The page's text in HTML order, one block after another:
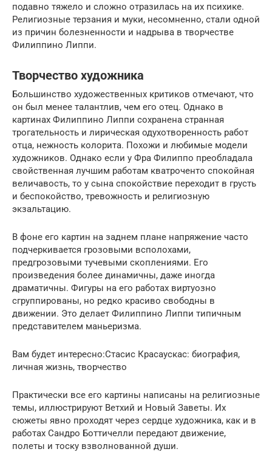
подавно тяжело и сложно отразилась на их психике.
Религиозные терзания и муки, несомненно, стали одной
из причин болезненности и надрыва в творчестве
Филиппино Липпи.
Творчество художника
Большинство художественных критиков отмечают, что
он был менее талантлив, чем его отец. Однако в
картинах Филиппино Липпи сохранена странная
трогательность и лирическая одухотворенность работ
отца, нежность колорита. Похожи и любимые модели
художников. Однако если у Фра Филиппо преобладала
свойственная лучшим работам кватроченто спокойная
величавость, то у сына спокойствие переходит в грусть
и беспокойство, тревожность и религиозную
экзальтацию.
В фоне его картин на заднем плане напряжение часто
подчеркивается грозовыми всполохами,
предгрозовыми тучевыми скоплениями. Его
произведения более динамичны, даже иногда
драматичны. Фигуры на его работах виртуозно
сгруппированы, но редко красиво свободны в
движении. Это делает Филиппино Липпи типичным
представителем маньеризма.
Вам будет интересно:Стасис Красаускас: биография,
личная жизнь, творчество
Практически все его картины написаны на религиозные
темы, иллюстрируют Ветхий и Новый Заветы. Их
сюжеты явно проходят через сердце художника, как и в
работах Сандро Боттичелли передают движение,
полеты и тоску взволнованной души.